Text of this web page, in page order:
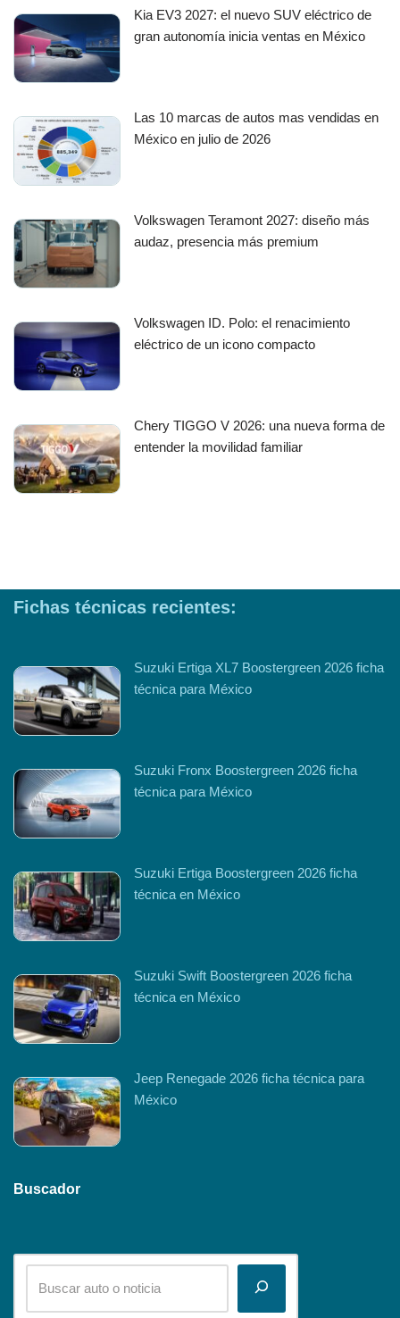
Kia EV3 2027: el nuevo SUV eléctrico de
gran autonomía inicia ventas en México
Las 10 marcas de autos mas vendidas en
México en julio de 2026
Volkswagen Teramont 2027: diseño más
audaz, presencia más premium
Volkswagen ID. Polo: el renacimiento
eléctrico de un icono compacto
Chery TIGGO V 2026: una nueva forma de
entender la movilidad familiar
Fichas técnicas recientes:
Suzuki Ertiga XL7 Boostergreen 2026 ficha
técnica para México
Suzuki Fronx Boostergreen 2026 ficha
técnica para México
Suzuki Ertiga Boostergreen 2026 ficha
técnica en México
Suzuki Swift Boostergreen 2026 ficha
técnica en México
Jeep Renegade 2026 ficha técnica para
México
Buscador